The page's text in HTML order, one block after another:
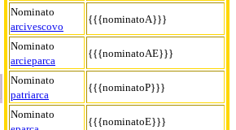
Nominato
arcivescovo
{{{nominatoA}}}
Nominato
arcieparca
{{{nominatoAE}}}
Nominato
patriarca
{{{nominatoP}}}
Nominato
{{{nominatoE}}}